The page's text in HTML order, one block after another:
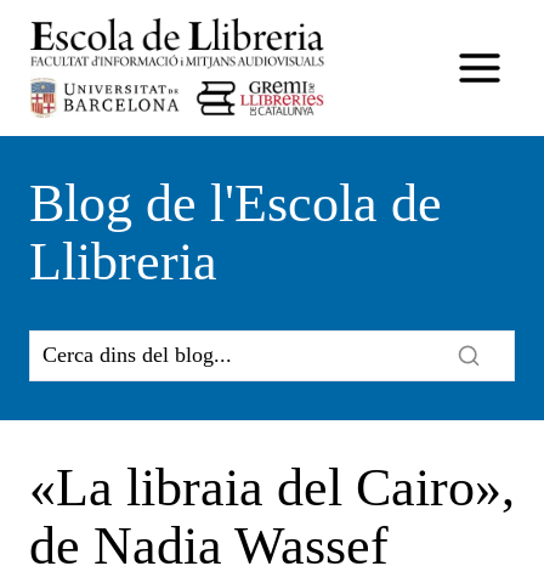
contingut
Blog de l'Escola de
Llibreria
«La libraia del Cairo»,
de Nadia Wassef